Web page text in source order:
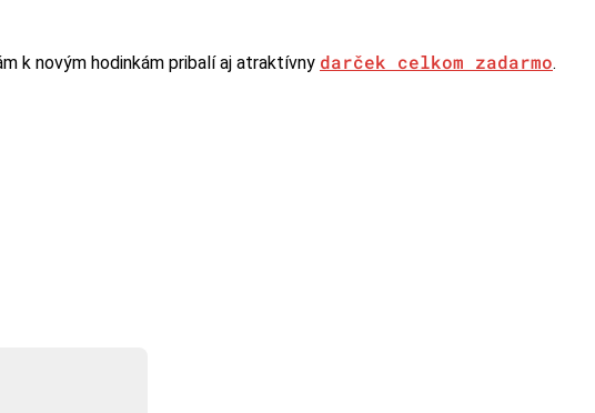
k novým hodinkám pribalí aj atraktívny darček celkom zadarmo.